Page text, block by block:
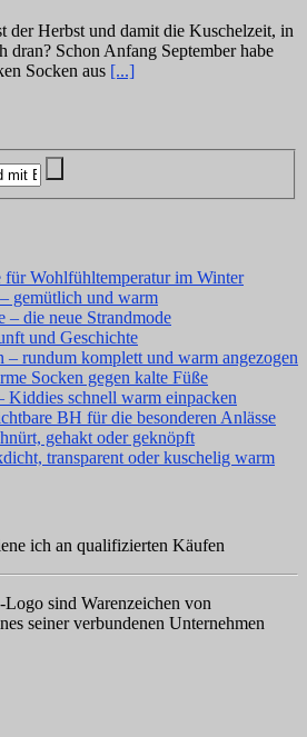
der Herbst und damit die Kuschelzeit, in
dran? Schon Anfang September habe
Socken aus [...]
für Wohlfühltemperatur im Winter
gemütlich und warm
– die neue Strandmode
und Geschichte
– rundum komplett und warm angezogen
Socken gegen kalte Füße
Kiddies schnell warm einpacken
BH für die besonderen Anlässe
gehakt oder geknöpft
transparent oder kuschelig warm
ich an qualifizierten Käufen
sind Warenzeichen von
seiner verbundenen Unternehmen